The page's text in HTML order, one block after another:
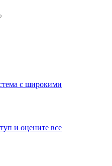
с широкими
и оцените все